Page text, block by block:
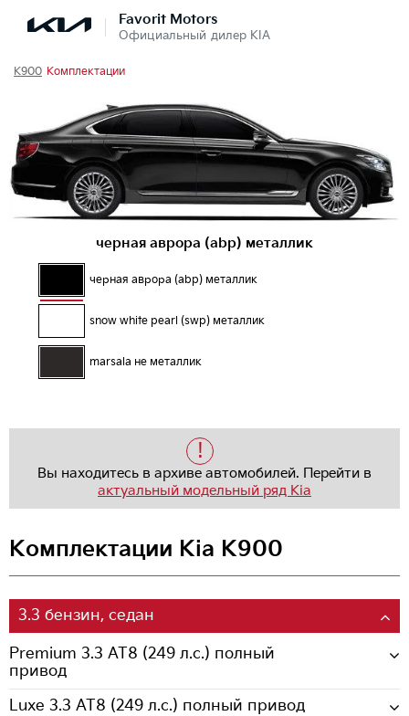
Favorit Motors
Официальный дилер KIA
K900 Комплектации
черная аврора (abp) металлик
черная аврора (abp) металлик
snow white pearl (swp) металлик
marsala не металлик
!
Вы находитесь в архиве автомобилей. Перейти в
актуальный модельный ряд Kia
Комплектации Kia K900
3.3 бензин, седан
Premium 3.3 AT8 (249 л.с.) полный
привод
Luxe 3.3 AT8 (249 л.с.) полный привод